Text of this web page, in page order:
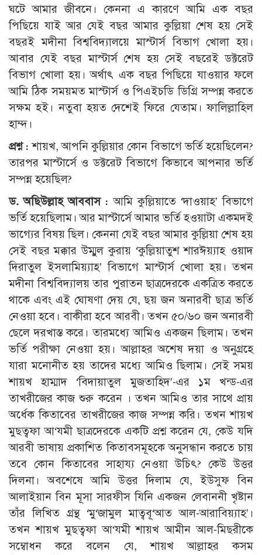
ঘটে আমার জীবনে। কেননা এ কারণে আমি এক বছর
পিছিয়ে যাই আর যেই বছর আমার কুল্লিয়া শেষ হয় সেই
বছরই মদীনা বিশ্ববিদ্যালয়ে মাস্টার্স বিভাগ খোলা হয়।
আবার যেই বছর মাস্টার্স শেষ হয় সেই বছরেই ডক্টরেট
বিভাগ খোলা হয়। অর্থাৎ এক বছর পিছিয়ে যাওয়ার ফলে
আমি ঠিক সময়মত মাস্টার্স ও পিএইচডি ডিগ্রি সম্পন্ন করতে
সক্ষম হই। নতুবা হয়ত দেশেই ফিরে যেতাম। ফালিল্লাহিল
হাম্দ।
প্রশ্ন : শায়খ, আপনি কুল্লি­য়ার কোন বিভাগে ভর্তি হয়েছিলেন?
তারপর মাস্টার্সে ও ডক্টরেট বিভাগে কিভাবে আপনার ভর্তি
সম্পন্ন হয়েছিল?
ড. অছিউল্লাহ আববাস : আমি কুল্লি­য়াতে ‘দাওয়াহ’ বিভাগে
ভর্তি হয়েছিলাম। আর মাস্টার্সে আমার ভর্তি হওয়াটা একমদই
ভাগ্যের বিষয় ছিল। কেননা যেই বছর আমার কুল্লি­য়া শেষ হয়
সেই বছর মক্কার উম্মুল কুরায় ‘কুল্লিয়াতুশ শারঈয়্যাহ ওয়াদ
দিরাতুল ইসলামিয়্যাহ’ বিভাগে মাস্টার্স খোলা হয়। তখন
মদীনা বিশ্ববিদ্যালয় তার পুরাতন ছাত্রদেরকে একত্রিত করতে
থাকে এবং এই ঘোষণা দেয় যে, ছয় জন অনারবী ছাত্র ভর্তি
নেওয়া হবে। বাকীরা হবে আরবী। তখন ৫০/৬০ জন অনারবী
ছেলে দরখাস্ত করে। তারমধ্যে আমিও একজন ছিলাম। তখন
ভর্তি পরীক্ষা নেওয়া হয়। আল্লাহর অশেষ দয়া ও অনুগ্রহে
যারা মনোনীত হয় তাদের মধ্যে আমিও ছিলাম। সেই সময়
শায়খ হাম্মাদ ‘বিদায়াতুল মুজতাহিদ’-এর ১ম খন্ড-এর
তাখরীজের কাজ শুরু করেন । তখন আমিও তার সাথে প্রায়
অর্ধেক কিতাবের তাখরীজের কাজ সম্পন্ন করি। তখন শায়খ
মুছত্বফা আ‘যমী ছাত্রদেরকে একটি প্রশ্ন করেন যে, কেউ যদি
আরবী ভাষায় প্রকাশিত কিতাবসমূহকে অনুসন্ধান করতে চায়
তবে কোন কিতাবের সাহায্য নেওয়া উচিৎ? কেউ উত্তর
দিলনা। অবশেষে আমি উত্তর দিলাম যে, ইউসুফ বিন
আলাইয়ান বিন মূসা সারফীস যিনি একজন লেবাননী খৃষ্টান
তাঁর লিখিত গ্রন্থ ‘মু‘জামুল মাত্ববূ‘আত আল-আরাবিয়্যাহ’।
তখন শায়খ মুছত্বফা আ‘যমী শায়খ আমীন আল-মিছরীকে
সম্বোধন করে বলেন যে, শায়খ আল্লাহর কসম